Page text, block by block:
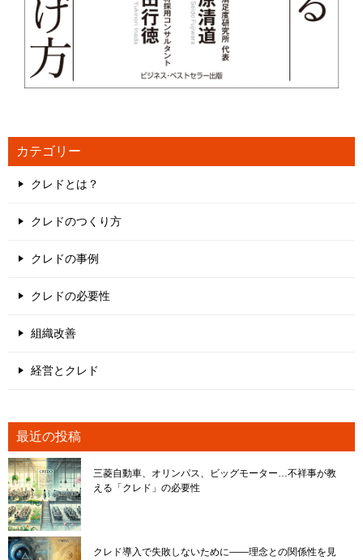
カテゴリー
クレドとは？
クレドのつくり方
クレドの事例
クレドの必要性
組織改善
経営とクレド
最近の投稿
三菱自動車、オリンパス、ビッグモーター…不祥事が教
える「クレド」の必要性
クレド導入で失敗しないために――理念との関係性を見